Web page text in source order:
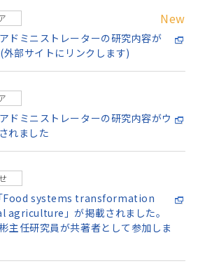
New
ドミニストレーターの研究内容が
部サイトにリンクします)
ドミニストレーターの研究内容がウ
れました
Food systems transformation
」が掲載されました。
主任研究員が共著者として参加しま